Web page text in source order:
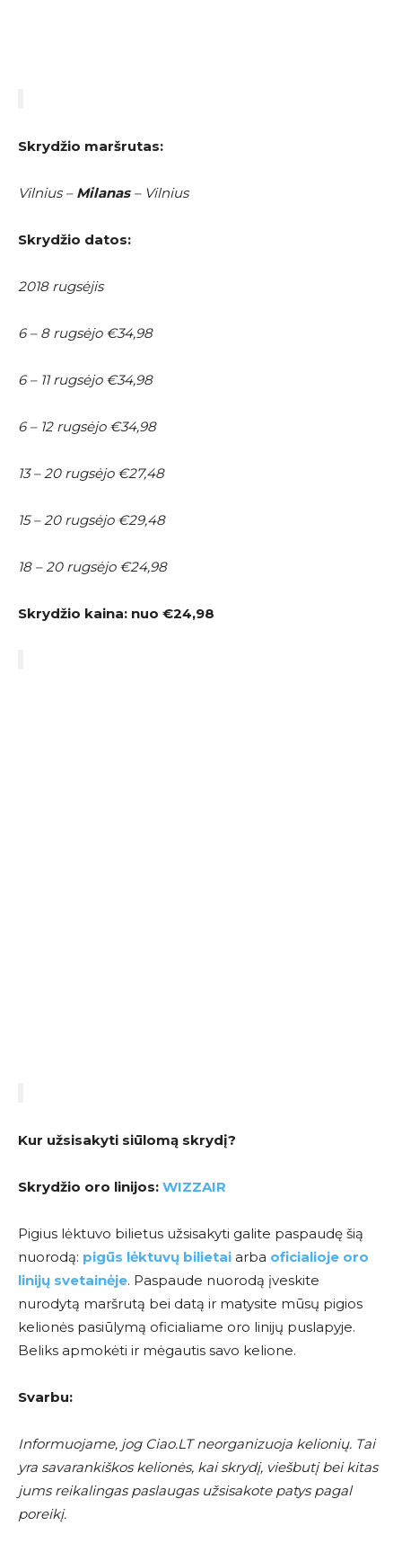
Skrydžio maršrutas:
Vilnius – Milanas – Vilnius
Skrydžio datos:
2018 rugsėjis
6 – 8 rugsėjo €34,98
6 – 11 rugsėjo €34,98
6 – 12 rugsėjo €34,98
13 – 20 rugsėjo €27,48
15 – 20 rugsėjo €29,48
18 – 20 rugsėjo €24,98
Skrydžio kaina: nuo €24,98
Kur užsisakyti siūlomą skrydį?
Skrydžio oro linijos: WIZZAIR
Pigius lėktuvo bilietus užsisakyti galite paspaudę šią
nuorodą: pigūs lėktuvų bilietai arba oficialioje oro
linijų svetainėje. Paspaude nuorodą įveskite
nurodytą maršrutą bei datą ir matysite mūsų pigios
kelionės pasiūlymą oficialiame oro linijų puslapyje.
Beliks apmokėti ir mėgautis savo kelione.
Svarbu:
Informuojame, jog Ciao.LT neorganizuoja kelionių. Tai
yra savarankiškos kelionės, kai skrydį, viešbutį bei kitas
jums reikalingas paslaugas užsisakote patys pagal
poreikį.